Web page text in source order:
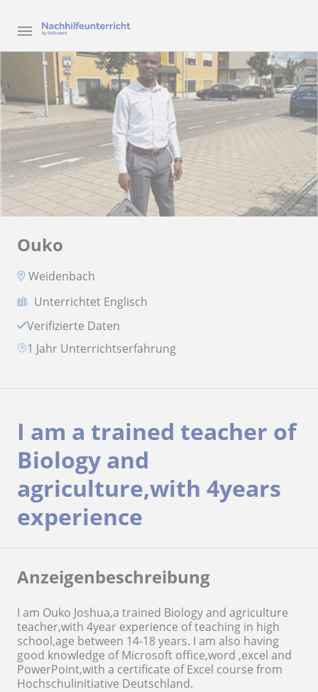
Ouko
Weidenbach
Unterrichtet Englisch
Verifizierte Daten
1 Jahr Unterrichtserfahrung
I am a trained teacher of
Biology and
agriculture,with 4years
experience
Anzeigenbeschreibung
I am Ouko Joshua,a trained Biology and agriculture
teacher,with 4year experience of teaching in high
school,age between 14-18 years. I am also having
good knowledge of Microsoft office,word ,excel and
PowerPoint,with a certificate of Excel course from
Hochschulinitiative Deutschland.